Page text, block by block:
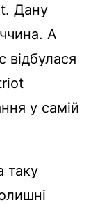
Дану
А
у самій
таку